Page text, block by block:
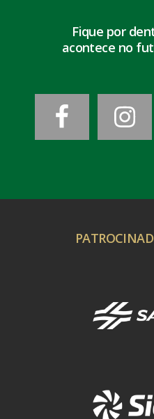
Fique por
acontece no